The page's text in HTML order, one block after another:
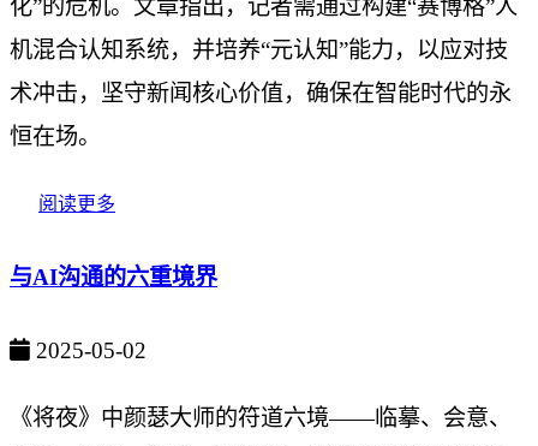
化”的危机。文章指出，记者需通过构建“赛博格”人
机混合认知系统，并培养“元认知”能力，以应对技
术冲击，坚守新闻核心价值，确保在智能时代的永
恒在场。
阅读更多
与AI沟通的六重境界
2025-05-02
《将夜》中颜瑟大师的符道六境——临摹、会意、